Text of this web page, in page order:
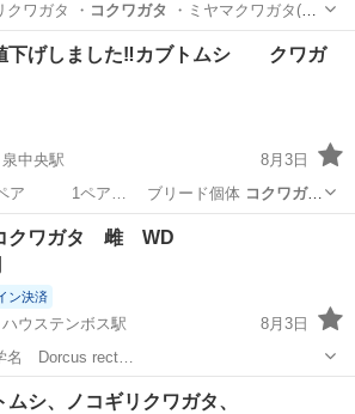
ワガタ ・ コクワガタ
・ミヤマクワガタ(要
駅 その他
下げしました‼️カブトムシ クワガ
中央駅
8月3日
ア 1ペア… ブリード個体 コクワガタ
央駅 その他
クワガタ 雌 WD
ン決済
ウステンボス駅
8月3日
Dorcus rect…
ウステンボス駅 その他
ムシ、ノコギリクワガタ、